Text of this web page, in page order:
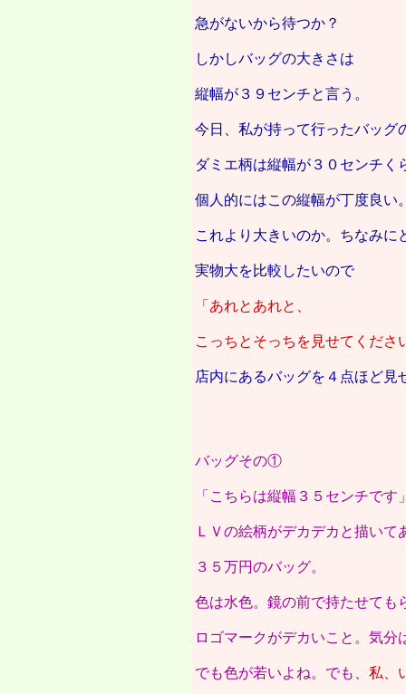
急がないから待つか？
しかしバッグの大きさは
縦幅が３９センチと言う。
今日、私が持って行ったバッグ
ダミエ柄は縦幅が３０センチく
個人的にはこの縦幅が丁度良い
これより大きいのか。ちなみに
実物大を比較したいので
「あれとあれと、
こっちとそっちを見せてくだ
店内にあるバッグを４点ほど見
バッグその①
「こちらは縦幅３５センチです
ＬＶの絵柄がデカデカと描いて
３５万円のバッグ。
色は水色。鏡の前で持たせても
ロゴマークがデカいこと。気分
でも色が若いよね。でも、 私、